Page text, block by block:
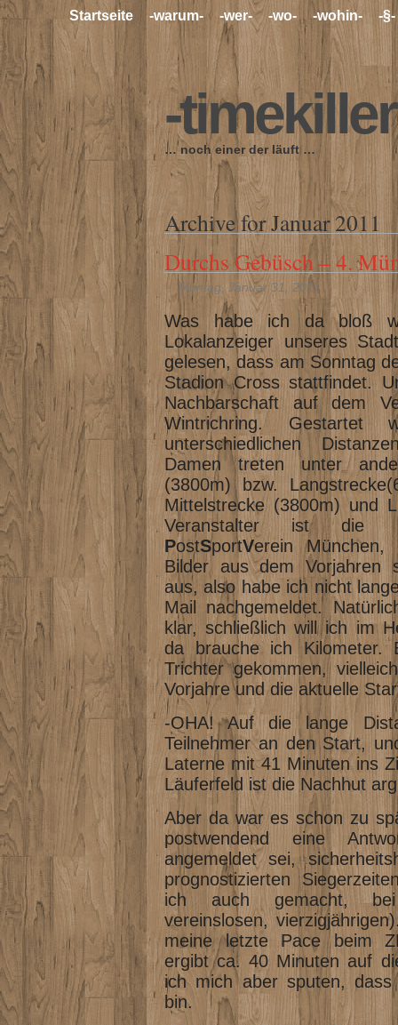
Startseite -warum- -wer- -wo- -wohin- -§-
-
… noch einer der läuft …
Archive for Januar 2011
Durchs Gebüsch – 4.
Montag, Januar 31, 2011
Was habe ich da bloß
Lokalanzeiger unseres
gelesen, dass am Sonntag
Stadion Cross stattfindet.
Nachbarschaft auf dem
Wintrichring.
unterschiedlichen
Damen treten unter
(3800m) bzw.
Mittelstrecke (3800m) und
Veranstalter ist die
PostSportVerein München,
Bilder aus dem Vorjahren
aus, also habe ich nicht
Mail nachgemeldet.
klar, schließlich will ich im
da brauche ich
Trichter gekommen,
Vorjahre und die aktuelle
-OHA! Auf die lange
Teilnehmer an den Start,
Laterne mit 41 Minuten ins
Läuferfeld ist die Nachhut
Aber da war es schon zu
postwendend eine
angemeldet sei,
prognostizierten
ich auch gemacht, bei
vereinslosen,
meine letzte Pace beim
ergibt ca. 40 Minuten auf
ich mich aber sputen,
bin.